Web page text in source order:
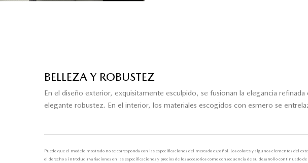
BELLEZA Y ROBUSTEZ
En el diseño exterior, exquisitamente esculpido, se fusionan la elegancia
elegante robustez. En el interior, los materiales escogidos con esmero se
Puede que el modelo mostrado no se corresponda con las especificaciones del mercado español. Los colores y algunos elementos
el derecho a introducir variaciones en las especificaciones y precios de los accesorios como consecuencia de su desarrollo continuado